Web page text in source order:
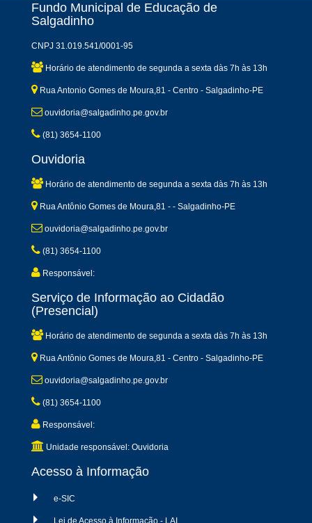
Fundo Municipal de Educação de
Salgadinho
CNPJ 31.019.541/0001-95
Horário de atendimento de segunda a sexta dàs 7h às 13h
Rua Antonio Gomes de Moura,81 - Centro - Salgadinho-PE
ouvidoria@salgadinho.pe.gov.br
(81) 3654-1100
Ouvidoria
Horário de atendimento de segunda a sexta dàs 7h às 13h
Rua Antônio Gomes de Moura,81 - - Salgadinho-PE
ouvidoria@salgadinho.pe.gov.br
(81) 3654-1100
Responsável:
Serviço de Informação ao Cidadão
(Presencial)
Horário de atendimento de segunda a sexta dàs 7h às 13h
Rua Antônio Gomes de Moura,81 - Centro - Salgadinho-PE
ouvidoria@salgadinho.pe.gov.br
(81) 3654-1100
Responsável:
Unidade responsável: Ouvidoria
Acesso à Informação
e-SIC
Lei de Acesso à Informação - LAI